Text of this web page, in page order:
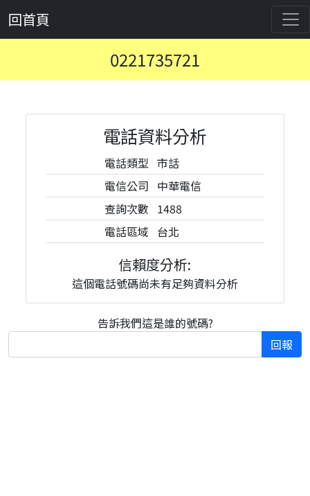
回首頁
0221735721
電話資料分析
電話類型 市話
電信公司 中華電信
查詢次數 1488
電話區域 台北
信賴度分析:
這個電話號碼尚未有足夠資料分析
告訴我們這是誰的號碼?
回報